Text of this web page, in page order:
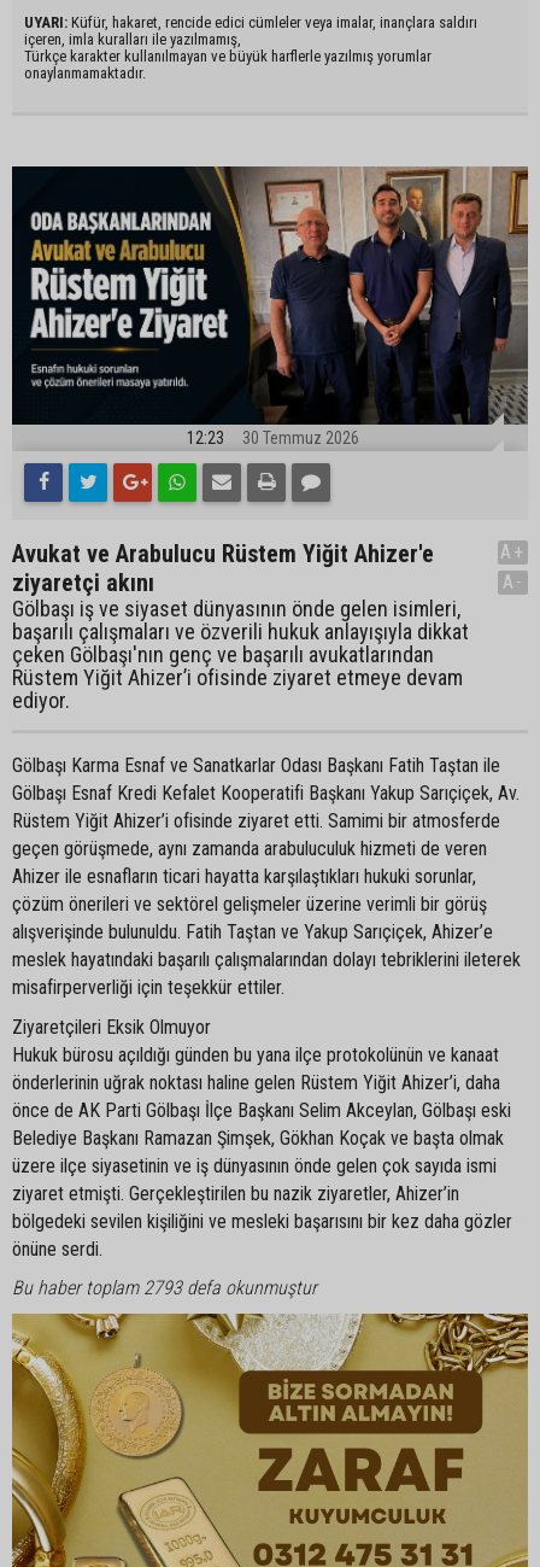
UYARI: Küfür, hakaret, rencide edici cümleler veya imalar, inançlara saldırı
içeren, imla kuralları ile yazılmamış,
Türkçe karakter kullanılmayan ve büyük harflerle yazılmış yorumlar
onaylanmamaktadır.
12:23 30 Temmuz 2026
Avukat ve Arabulucu Rüstem Yiğit Ahizer'e
ziyaretçi akını
Gölbaşı iş ve siyaset dünyasının önde gelen isimleri,
başarılı çalışmaları ve özverili hukuk anlayışıyla dikkat
çeken Gölbaşı'nın genç ve başarılı avukatlarından
Rüstem Yiğit Ahizer’i ofisinde ziyaret etmeye devam
ediyor.
A+
A-
Gölbaşı Karma Esnaf ve Sanatkarlar Odası Başkanı Fatih Taştan ile
Gölbaşı Esnaf Kredi Kefalet Kooperatifi Başkanı Yakup Sarıçiçek, Av.
Rüstem Yiğit Ahizer’i ofisinde ziyaret etti. Samimi bir atmosferde
geçen görüşmede, aynı zamanda arabuluculuk hizmeti de veren
Ahizer ile esnafların ticari hayatta karşılaştıkları hukuki sorunlar,
çözüm önerileri ve sektörel gelişmeler üzerine verimli bir görüş
alışverişinde bulunuldu. Fatih Taştan ve Yakup Sarıçiçek, Ahizer’e
meslek hayatındaki başarılı çalışmalarından dolayı tebriklerini ileterek
misafirperverliği için teşekkür ettiler.
Ziyaretçileri Eksik Olmuyor
Hukuk bürosu açıldığı günden bu yana ilçe protokolünün ve kanaat
önderlerinin uğrak noktası haline gelen Rüstem Yiğit Ahizer’i, daha
önce de AK Parti Gölbaşı İlçe Başkanı Selim Akceylan, Gölbaşı eski
Belediye Başkanı Ramazan Şimşek, Gökhan Koçak ve başta olmak
üzere ilçe siyasetinin ve iş dünyasının önde gelen çok sayıda ismi
ziyaret etmişti. Gerçekleştirilen bu nazik ziyaretler, Ahizer’in
bölgedeki sevilen kişiliğini ve mesleki başarısını bir kez daha gözler
önüne serdi.
Bu haber toplam 2793 defa okunmuştur